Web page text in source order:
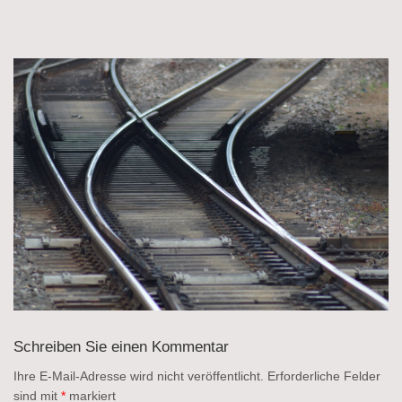
Schreiben Sie einen Kommentar
Ihre E-Mail-Adresse wird nicht veröffentlicht. Erforderliche Felder
sind mit * markiert